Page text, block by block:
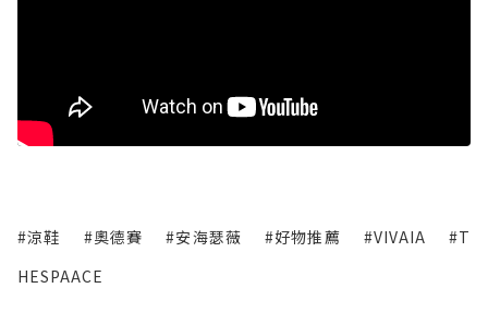
#涼鞋 #奧德賽 #安海瑟薇 #好物推薦 #VIVAIA
#T
HESPAACE